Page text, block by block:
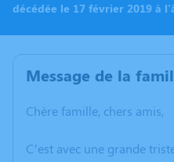
décédée le 17 février 2019 à
Message de la
Chère famille, chers amis,
C’est avec une grande